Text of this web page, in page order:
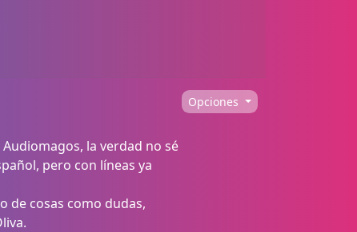
Opciones
la verdad no sé
pero con líneas ya
de cosas como dudas,